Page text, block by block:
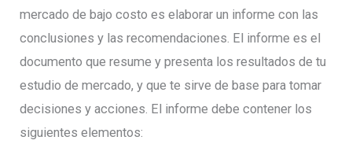
mercado de bajo costo es elaborar un informe con las
conclusiones y las recomendaciones. El informe es el
documento que resume y presenta los resultados de tu
estudio de mercado, y que te sirve de base para tomar
decisiones y acciones. El informe debe contener los
siguientes elementos: